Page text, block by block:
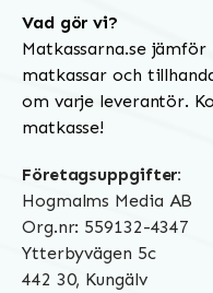
Vad gör vi?
Matkassarna.se jämför
matkassar och
om varje leverantör.
matkasse!
Företagsuppgifter:
Hogmalms Media AB
Org.nr: 559132-4347
Ytterbyvägen 5c
442 30, Kungälv